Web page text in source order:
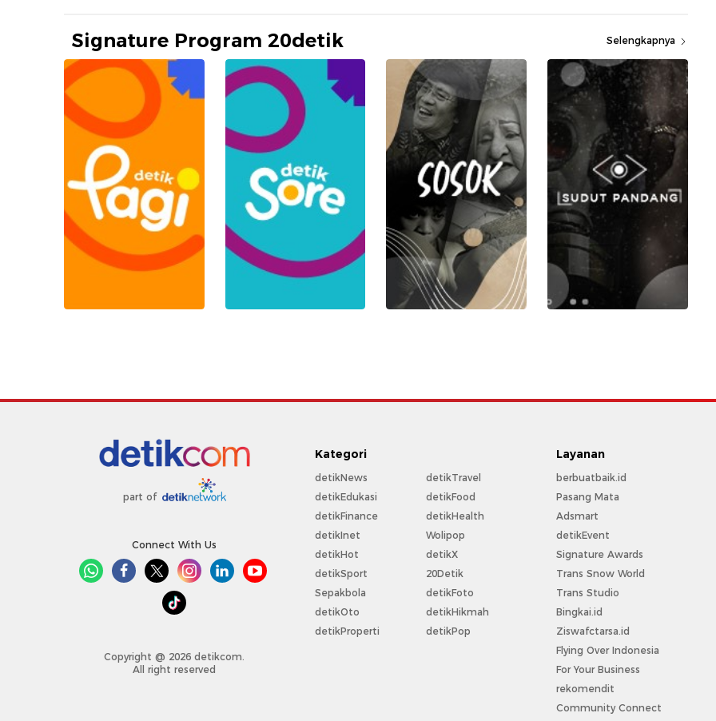
Signature Program 20detik Selengkapnya
part of
Connect With Us
Copyright @ 2026 detikcom.
All right reserved
Kategori
detikNews
detikEdukasi
detikFinance
detikInet
detikHot
detikSport
Sepakbola
detikOto
detikProperti
detikTravel
detikFood
detikHealth
Wolipop
detikX
20Detik
detikFoto
detikHikmah
detikPop
Layanan
berbuatbaik.id
Pasang Mata
Adsmart
detikEvent
Signature Awards
Trans Snow World
Trans Studio
Bingkai.id
Ziswafctarsa.id
Flying Over Indonesia
For Your Business
rekomendit
Community Connect